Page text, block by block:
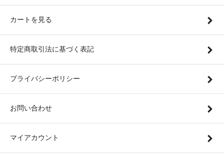
カートを見る
特定商取引法に基づく表記
プライバシーポリシー
お問い合わせ
マイアカウント